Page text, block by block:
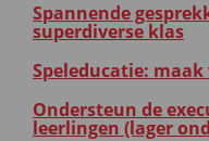
Spannende
superdiverse klas
Speleducatie: maak
Ondersteun de
leerlingen (lager